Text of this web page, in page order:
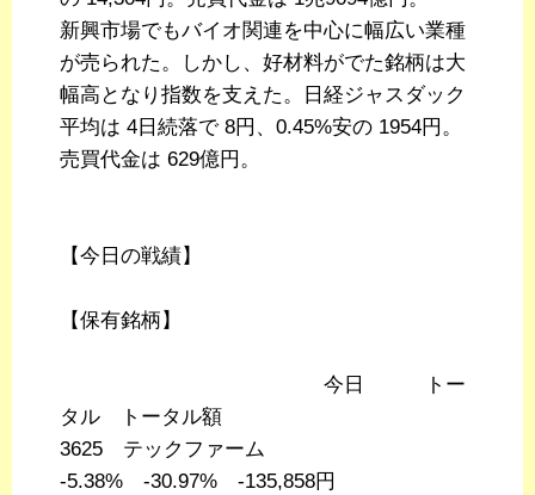
新興市場でもバイオ関連を中心に幅広い業種
が売られた。しかし、好材料がでた銘柄は大
幅高となり指数を支えた。日経ジャスダック
平均は 4日続落で 8円、0.45%安の 1954円。
売買代金は 629億円。
【今日の戦績】
【保有銘柄】
今日 トー
タル トータル額
3625 テックファーム
-5.38% -30.97% -135,858円